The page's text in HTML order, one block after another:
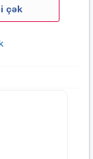
çək